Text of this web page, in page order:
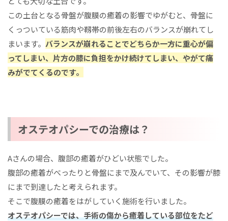
この土台となる骨盤が腹膜の癒着の影響でゆがむと、骨盤に
くっついている筋肉や靱帯の前後左右のバランスが崩れてし
まいます。 バランスが崩れることでどちらか一方に重心が偏
ってしまい、片方の膝に負担をかけ続けてしまい、やがて痛
みがでてくるのです。
オステオパシーでの治療は？
Aさんの場合、腹部の癒着がひどい状態でした。
腹部の癒着がべったりと骨盤にまで及んでいて、その影響が膝
にまで到達したと考えられます。
そこで腹膜の癒着をはがしていく施術を行いました。
オステオパシーでは、手術の傷から癒着している部位をたど